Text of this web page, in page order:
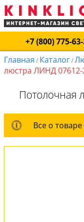
+7 (800) 775-
Главная / Каталог/
люстра ЛИНД 07612-
Потолочная
Все о товаре
Все о товаре